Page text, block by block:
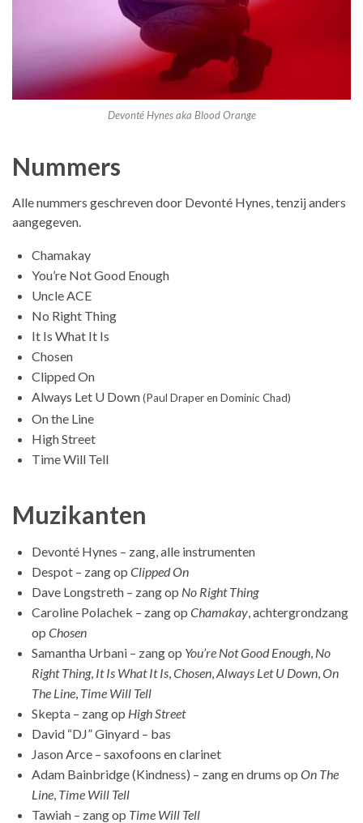
Devonté Hynes aka Blood Orange
Nummers
Alle nummers geschreven door Devonté Hynes, tenzij anders
aangegeven.
Chamakay
You’re Not Good Enough
Uncle ACE
No Right Thing
It Is What It Is
Chosen
Clipped On
Always Let U Down(Paul Draper en Dominic Chad)
On the Line
High Street
Time Will Tell
Muzikanten
Devonté Hynes – zang, alle instrumenten
Despot – zang op Clipped On
Dave Longstreth – zang op No Right Thing
Caroline Polachek – zang op Chamakay, achtergrondzang
op Chosen
Samantha Urbani – zang op You’re Not Good Enough, No
Right Thing, It Is What It Is,Chosen,Always Let U Down,On
The Line, Time Will Tell
Skepta – zang op High Street
David “DJ” Ginyard – bas
Jason Arce – saxofoons en clarinet
Adam Bainbridge (Kindness) – zang en drums op On The
Line, Time Will Tell
Tawiah – zang op Time Will Tell